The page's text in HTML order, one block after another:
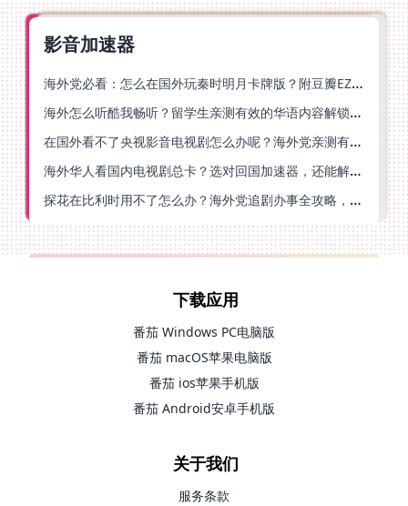
影音加速器
海外党必看：怎么在国外玩秦时明月卡牌版？附豆瓣EZCast地区限制破解法
海外怎么听酷我畅听？留学生亲测有效的华语内容解锁指南
在国外看不了央视影音电视剧怎么办呢？海外党亲测有效的回国加速方案
海外华人看国内电视剧总卡？选对回国加速器，还能解决菲律宾打不开反诈中心的问题
探花在比利时用不了怎么办？海外党追剧办事全攻略，选对加速器就够了
下载应用
番茄 Windows PC电脑版
番茄 macOS苹果电脑版
番茄 ios苹果手机版
番茄 Android安卓手机版
关于我们
服务条款